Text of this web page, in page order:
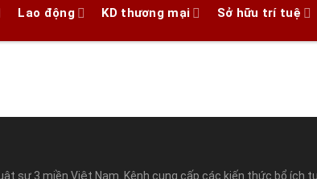
Lao động KD thương mại Sở hữu trí tuệ
sư 3 miền Việt Nam. Kênh cung cấp các kiến thức bổ ích